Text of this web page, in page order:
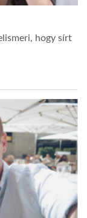
hogy sírt